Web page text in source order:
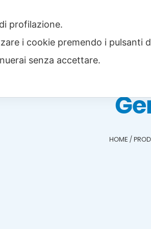
HOME /
profilazione.
i cookie premendo i pulsanti
senza accettare.